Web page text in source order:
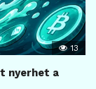
13
nyerhet a